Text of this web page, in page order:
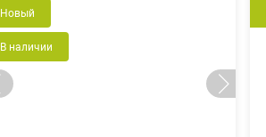
Новый
В наличии